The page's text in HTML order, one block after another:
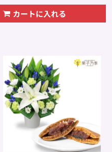
カートに入れる